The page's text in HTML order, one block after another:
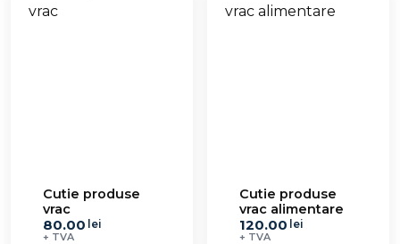
Sari
Cutie produse
vrac
80.00 lei
+ TVA
Cutie produse
vrac alimentare
120.00 lei
+ TVA